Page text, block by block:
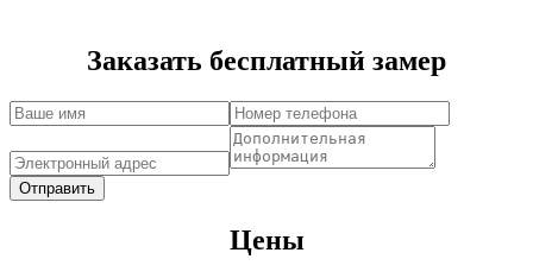
Заказать бесплатный замер
Цены